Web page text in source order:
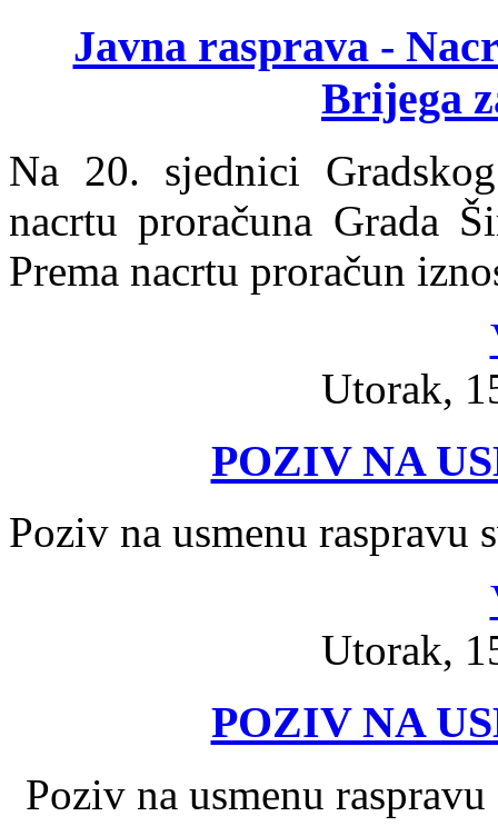
Javna rasprava -
Brijega
Na 20. sjednici
nacrtu proračuna Grada
Prema nacrtu proračun
Utorak,
POZIV NA
Poziv na usmenu raspravu
Utorak,
POZIV NA
Poziv na usmenu